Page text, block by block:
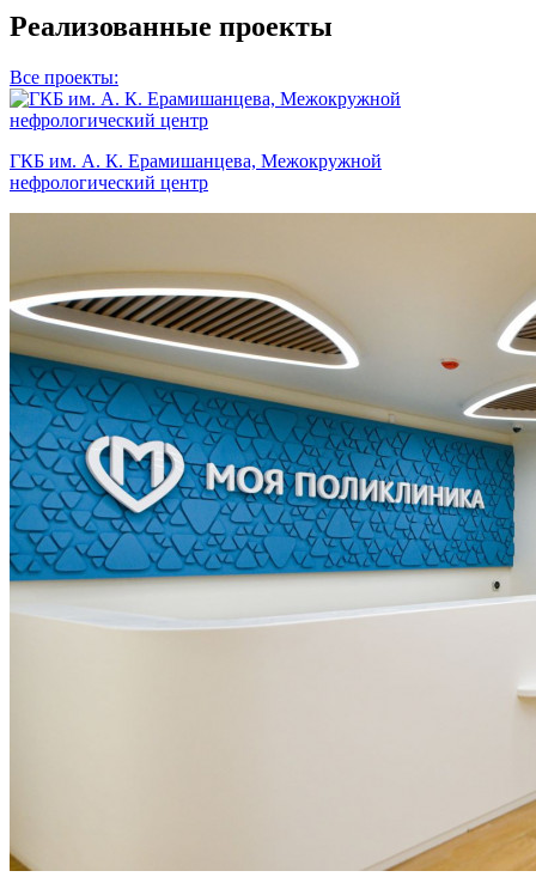
Реализованные проекты
Все проекты:
ГКБ им. А. К. Ерамишанцева, Межокружной
нефрологический центр